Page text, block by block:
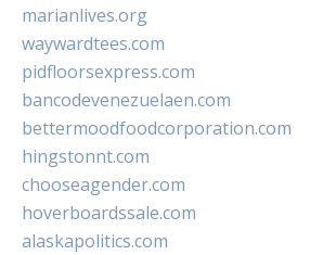
marianlives.org
waywardtees.com
pidfloorsexpress.com
bancodevenezuelaen.com
bettermoodfoodcorporation.com
hingstonnt.com
chooseagender.com
hoverboardssale.com
alaskapolitics.com